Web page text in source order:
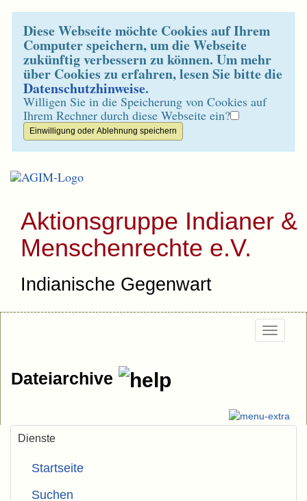
Diese Webseite möchte Cookies auf Ihrem
Computer speichern, um die Webseite
zukünftig verbessern zu können. Um mehr
über Cookies zu erfahren, lesen Sie bitte die
Datenschutzhinweise.
Willigen Sie in die Speicherung von Cookies auf
Ihrem Rechner durch diese Webseite ein?
Aktionsgruppe Indianer &
Menschenrechte e.V.
Indianische Gegenwart
Dateiarchive
Dienste
Startseite
Suchen